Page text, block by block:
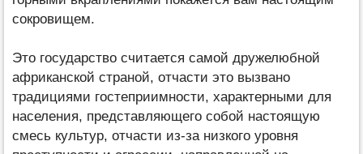
сокровищем.
Это государство считается самой дружелюбной
африканской страной, отчасти это вызвано
традициями гостеприимности, характерными для
населения, представляющего собой настоящую
смесь культур, отчасти из-за низкого уровня